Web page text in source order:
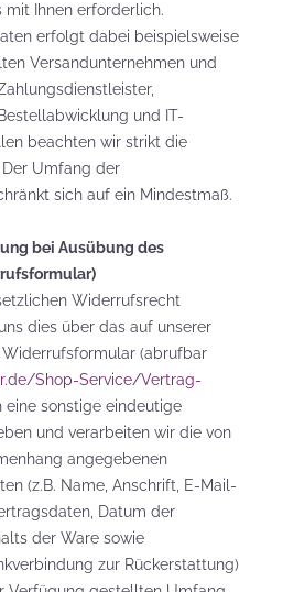
mit Ihnen erforderlich.
erfolgt dabei beispielsweise
Versandunternehmen und
und IT-
beachten wir strikt die
Umfang der
sich auf ein Mindestmaß.
bei Ausübung des
Widerrufsrecht
dies über das auf unserer
(abrufbar
Shop-Service/Vertrag-
eine sonstige eindeutige
und verarbeiten wir die von
angegebenen
(z.B. Name, Anschrift, E-Mail-
Datum der
der Ware sowie
zur Rückerstattung)